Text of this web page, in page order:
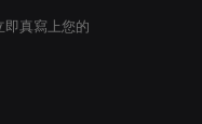
即真寫上您的